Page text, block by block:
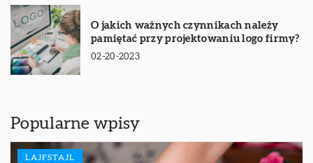
O jakich ważnych czynnikach należy
pamiętać przy projektowaniu logo firmy?
02-20-2023
Popularne wpisy
LAJFSTAJL